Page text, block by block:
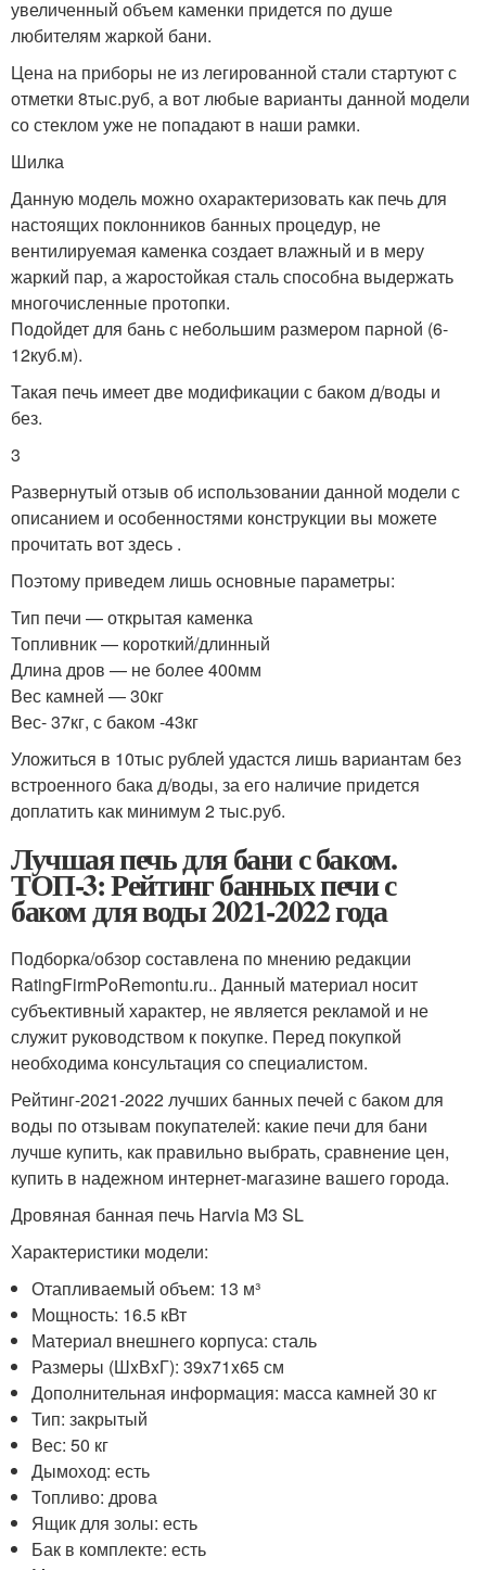
увеличенный объем каменки придется по душе
любителям жаркой бани.
Цена на приборы не из легированной стали стартуют с
отметки 8тыс.руб, а вот любые варианты данной модели
со стеклом уже не попадают в наши рамки.
Шилка
Данную модель можно охарактеризовать как печь для
настоящих поклонников банных процедур, не
вентилируемая каменка создает влажный и в меру
жаркий пар, а жаростойкая сталь способна выдержать
многочисленные протопки.
Подойдет для бань с небольшим размером парной (6-
12куб.м).
Такая печь имеет две модификации с баком д/воды и
без.
3
Развернутый отзыв об использовании данной модели с
описанием и особенностями конструкции вы можете
прочитать вот здесь .
Поэтому приведем лишь основные параметры:
Тип печи — открытая каменка
Топливник — короткий/длинный
Длина дров — не более 400мм
Вес камней — 30кг
Вес- 37кг, с баком -43кг
Уложиться в 10тыс рублей удастся лишь вариантам без
встроенного бака д/воды, за его наличие придется
доплатить как минимум 2 тыс.руб.
Лучшая печь для бани с баком.
ТОП-3: Рейтинг банных печи с
баком для воды 2021-2022 года
Подборка/обзор составлена по мнению редакции
RatingFirmPoRemontu.ru.. Данный материал носит
субъективный характер, не является рекламой и не
служит руководством к покупке. Перед покупкой
необходима консультация со специалистом.
Рейтинг-2021-2022 лучших банных печей с баком для
воды по отзывам покупателей: какие печи для бани
лучше купить, как правильно выбрать, сравнение цен,
купить в надежном интернет-магазине вашего города.
Дровяная банная печь Harvia M3 SL
Характеристики модели:
Отапливаемый объем: 13 м³
Мощность: 16.5 кВт
Материал внешнего корпуса: сталь
Размеры (ШxВxГ): 39x71x65 см
Дополнительная информация: масса камней 30 кг
Тип: закрытый
Вес: 50 кг
Дымоход: есть
Топливо: дрова
Ящик для золы: есть
Бак в комплекте: есть